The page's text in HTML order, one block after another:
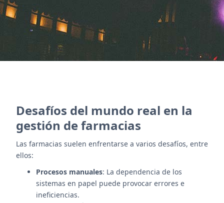
Póngase en contacto con nosotros
Desafíos del mundo real en la
gestión de farmacias
Las farmacias suelen enfrentarse a varios desafíos, entre
ellos:
Procesos manuales: La dependencia de los
sistemas en papel puede provocar errores e
ineficiencias.